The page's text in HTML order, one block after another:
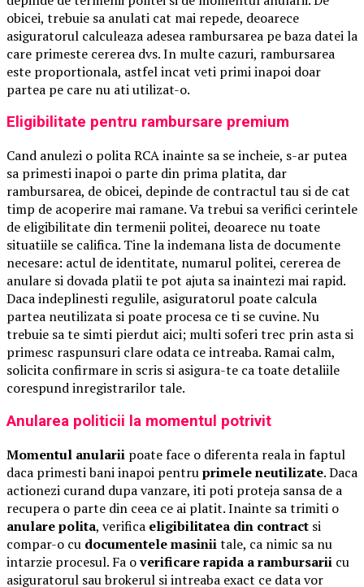
obicei, trebuie sa anulati cat mai repede, deoarece
asiguratorul calculeaza adesea rambursarea pe baza datei la
care primeste cererea dvs. In multe cazuri, rambursarea
este proportionala, astfel incat veti primi inapoi doar
partea pe care nu ati utilizat-o.
Eligibilitate pentru rambursare premium
Cand anulezi o polita RCA inainte sa se incheie, s-ar putea
sa primesti inapoi o parte din prima platita, dar
rambursarea, de obicei, depinde de contractul tau si de cat
timp de acoperire mai ramane. Va trebui sa verifici cerintele
de eligibilitate din termenii politei, deoarece nu toate
situatiile se califica. Tine la indemana lista de documente
necesare: actul de identitate, numarul politei, cererea de
anulare si dovada platii te pot ajuta sa inaintezi mai rapid.
Daca indeplinesti regulile, asiguratorul poate calcula
partea neutilizata si poate procesa ce ti se cuvine. Nu
trebuie sa te simti pierdut aici; multi soferi trec prin asta si
primesc raspunsuri clare odata ce intreaba. Ramai calm,
solicita confirmare in scris si asigura-te ca toate detaliile
corespund inregistrarilor tale.
Anularea politicii la momentul potrivit
Momentul anularii poate face o diferenta reala in faptul
daca primesti bani inapoi pentruprimele neutilizate. Daca
actionezi curand dupa vanzare, iti poti proteja sansa de a
recupera o parte din ceea ce ai platit. Inainte sa trimiti o
anulare polita, verifica eligibilitatea din contract si
compar-o cu documentele masiniitale, ca nimic sa nu
intarzie procesul. Fa overificare rapida a rambursarii cu
asiguratorul sau brokerul si intreaba exact ce data vor